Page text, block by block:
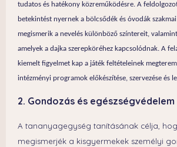
tudatos és hatékony közreműködésre. A
betekintést nyernek a bölcsődék és óvodák
megismerik a nevelés különböző színtereit,
amelyek a dajka szerepköréhez kapcsolódnak. A
kiemelt figyelmet kap a játék feltételeinek
intézményi programok előkészítése, szervezése és
2. Gondozás és egészségvédelem
A tananyagegység tanításának célja,
megismerjék a kisgyermekek személyi